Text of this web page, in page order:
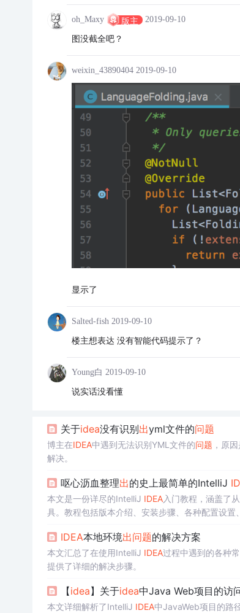
oh_Maxy 版主 2019-09-10
图没截全吧？
weixin_43890404 2019-09-10
显示了
Salted-fish 2019-09-10
楼主想表达 没有智能代码提示了？
Young白 2019-09-10
说实话没看懂
关于idea没有识别出yml文件的问题
博主在IDEA中遇到无法识别YML文件的问题 ，原
解决。
呕心沥血整理出的史上最简单的IntelliJ
本文是一份详尽的IntelliJ IDEA入门教程，涵盖了
具。教程包括版本介绍、安装步骤、各种配置设
IDEA本地环境出问题的解决方案
本文汇总了在使用IntelliJ IDEA过程中遇到的各种
提供了详细的解决步骤。
【idea】关于idea中Java Web项目的访
本文详细解析了IntelliJ IDEA中JavaWeb项目的路